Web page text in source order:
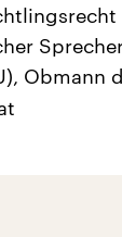
Obmann